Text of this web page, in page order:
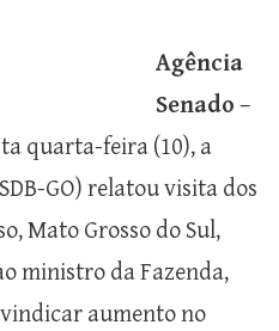
Agência
Senado –
quarta-feira (10), a
GO) relatou visita dos
Mato Grosso do Sul,
ministro da Fazenda,
aumento no